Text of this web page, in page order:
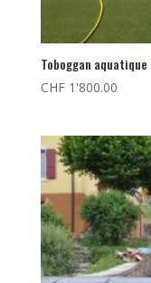
Toboggan aquatique
CHF1'800.00